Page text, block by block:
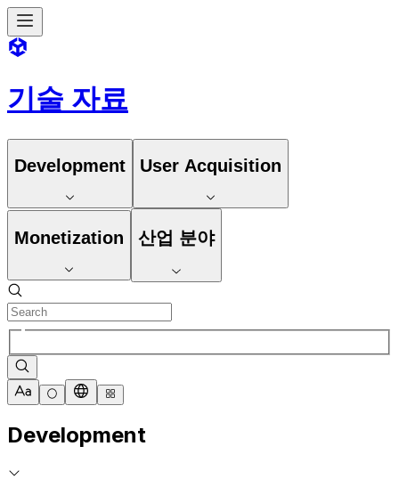
기술 자료
Development User Acquisition
Monetization 산업 분야
Development